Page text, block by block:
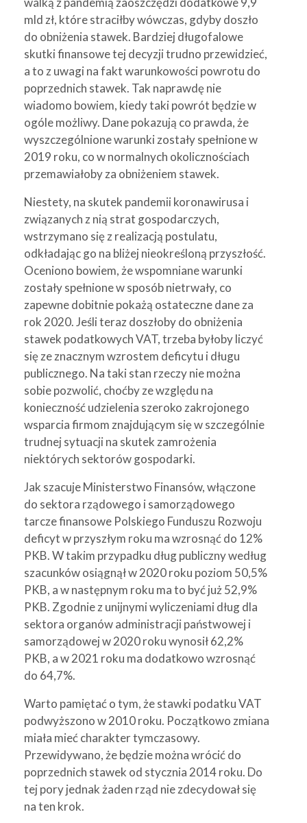
mld zł, które straciłby wówczas, gdyby doszło
do obniżenia stawek. Bardziej długofalowe
skutki finansowe tej decyzji trudno przewidzieć,
a to z uwagi na fakt warunkowości powrotu do
poprzednich stawek. Tak naprawdę nie
wiadomo bowiem, kiedy taki powrót będzie w
ogóle możliwy. Dane pokazują co prawda, że
wyszczególnione warunki zostały spełnione w
2019 roku, co w normalnych okolicznościach
przemawiałoby za obniżeniem stawek.
Niestety, na skutek pandemii koronawirusa i
związanych z nią strat gospodarczych,
wstrzymano się z realizacją postulatu,
odkładając go na bliżej nieokreśloną przyszłość.
Oceniono bowiem, że wspomniane warunki
zostały spełnione w sposób nietrwały, co
zapewne dobitnie pokażą ostateczne dane za
rok 2020. Jeśli teraz doszłoby do obniżenia
stawek podatkowych VAT, trzeba byłoby liczyć
się ze znacznym wzrostem deficytu i długu
publicznego. Na taki stan rzeczy nie można
sobie pozwolić, choćby ze względu na
konieczność udzielenia szeroko zakrojonego
wsparcia firmom znajdującym się w szczególnie
trudnej sytuacji na skutek zamrożenia
niektórych sektorów gospodarki.
Jak szacuje Ministerstwo Finansów, włączone
do sektora rządowego i samorządowego
tarcze finansowe Polskiego Funduszu Rozwoju
deficyt w przyszłym roku ma wzrosnąć do 12%
PKB. W takim przypadku dług publiczny według
szacunków osiągnął w 2020 roku poziom 50,5%
PKB, a w następnym roku ma to być już 52,9%
PKB. Zgodnie z unijnymi wyliczeniami dług dla
sektora organów administracji państwowej i
samorządowej w 2020 roku wynosił 62,2%
PKB, a w 2021 roku ma dodatkowo wzrosnąć
do 64,7%.
Warto pamiętać o tym, że stawki podatku VAT
podwyższono w 2010 roku. Początkowo zmiana
miała mieć charakter tymczasowy.
Przewidywano, że będzie można wrócić do
poprzednich stawek od stycznia 2014 roku. Do
tej pory jednak żaden rząd nie zdecydował się
na ten krok.